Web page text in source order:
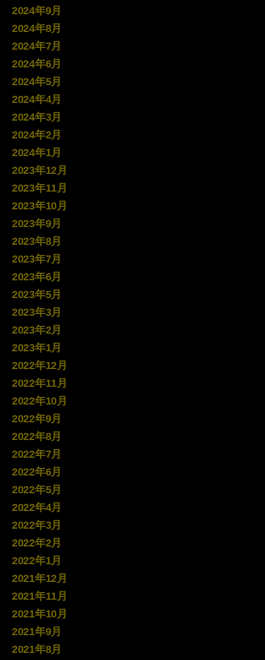
2024年9月
2024年8月
2024年7月
2024年6月
2024年5月
2024年4月
2024年3月
2024年2月
2024年1月
2023年12月
2023年11月
2023年10月
2023年9月
2023年8月
2023年7月
2023年6月
2023年5月
2023年3月
2023年2月
2023年1月
2022年12月
2022年11月
2022年10月
2022年9月
2022年8月
2022年7月
2022年6月
2022年5月
2022年4月
2022年3月
2022年2月
2022年1月
2021年12月
2021年11月
2021年10月
2021年9月
2021年8月